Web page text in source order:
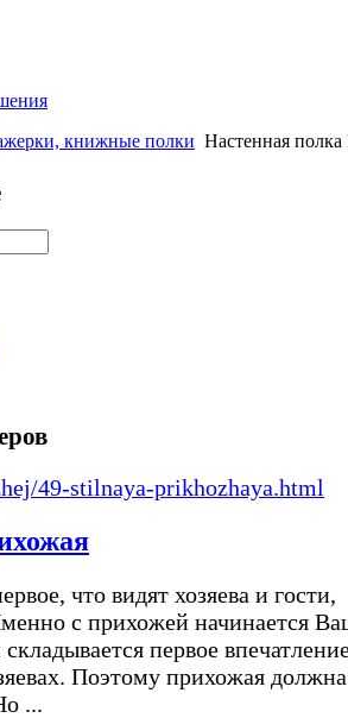
книжные полки Настенная
что видят хозяева и гости,
с прихожей начинается
первое
Поэтому прихожая должна
...